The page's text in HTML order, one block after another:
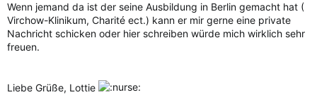
Wenn jemand da ist der seine Ausbildung in Berlin gemacht hat (
Virchow-Klinikum, Charité ect.) kann er mir gerne eine private
Nachricht schicken oder hier schreiben würde mich wirklich sehr
freuen.
Liebe Grüße, Lottie